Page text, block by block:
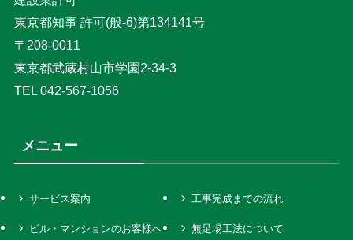
東京都知事 許可(般-6)第134141号
〒208-0011
東京都武蔵村山市学園2-34-3
TEL 042-567-1056
メニュー
サービス案内 工事完成までの流れ
ビル・マンションのお客様へ 無足場工法について